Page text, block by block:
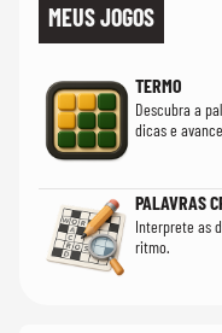
MEUS JOGOS
TERMO
Descubra a
dicas e
PALAVRAS
Interprete as
ritmo.